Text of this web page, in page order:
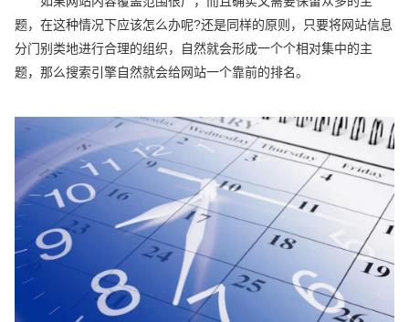
题，在这种情况下应该怎么办呢?还是同样的原则，只要将网站信息
分门别类地进行合理的组织，自然就会形成一个个相对集中的主
题，那么搜索引擎自然就会给网站一个靠前的排名。